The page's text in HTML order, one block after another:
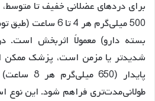
500 میلی‌گرم هر 4 تا
بسته دارو) معمولاً اثربخش است.
شدیدتر یا مزمن است، پزشک ممکن
پایدار (650
طولانی‌مدت‌تری فراهم شود. این نوع